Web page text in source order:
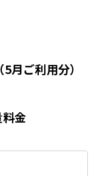
月ご利用分）
金